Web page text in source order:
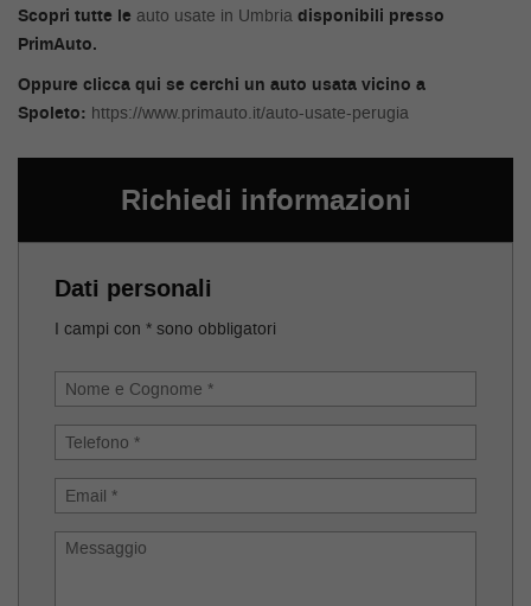
Scopri tutte le auto usate in Umbria disponibili presso
PrimAuto.
Oppure clicca qui se cerchi un auto usata vicino a
Spoleto: https://www.primauto.it/auto-usate-perugia
Richiedi informazioni
Dati personali
I campi con * sono obbligatori